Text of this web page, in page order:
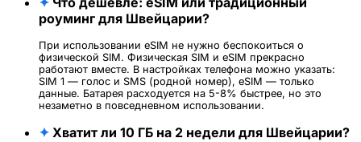
роуминг для Швейцарии?
При использовании eSIM не нужно беспокоиться о
физической SIM. Физическая SIM и eSIM прекрасно
работают вместе. В настройках телефона можно указать:
SIM 1 — голос и SMS (родной номер), eSIM — только
данные. Батарея расходуется на 5-8% быстрее, но это
незаметно в повседневном использовании.
✦ Хватит ли 10 ГБ на 2 недели для Швейцарии?